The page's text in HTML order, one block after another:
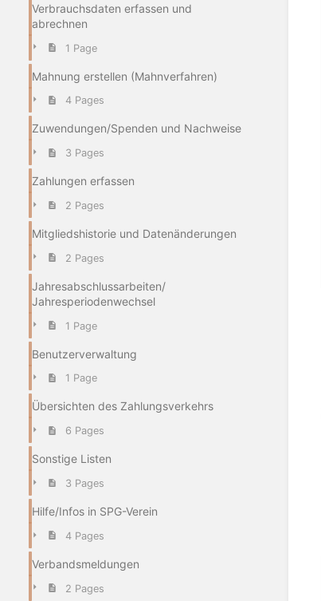
Verbrauchsdaten erfassen und
abrechnen
1 Page
Mahnung erstellen (Mahnverfahren)
4 Pages
Zuwendungen/Spenden und Nachweise
3 Pages
Zahlungen erfassen
2 Pages
Mitgliedshistorie und Datenänderungen
2 Pages
Jahresabschlussarbeiten/
Jahresperiodenwechsel
1 Page
Benutzerverwaltung
1 Page
Übersichten des Zahlungsverkehrs
6 Pages
Sonstige Listen
3 Pages
Hilfe/Infos in SPG-Verein
4 Pages
Verbandsmeldungen
2 Pages